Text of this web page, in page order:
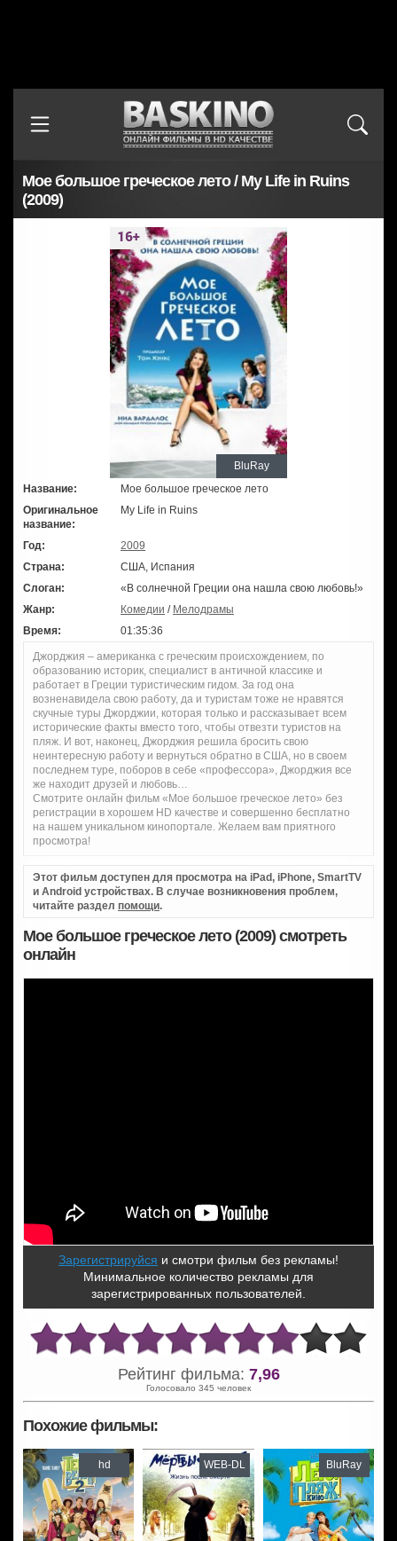
Мое большое греческое лето / My Life in Ruins
(2009)
BluRay
Название:
Мое большое греческое лето
Оригинальное
название:
My Life in Ruins
Год:
2009
Страна:
США, Испания
Слоган:
«В солнечной Греции она нашла свою любовь!»
Жанр:
Комедии / Мелодрамы
Время:
01:35:36
Джорджия – американка с греческим происхождением, по
образованию историк, специалист в античной классике и
работает в Греции туристическим гидом. За год она
возненавидела свою работу, да и туристам тоже не нравятся
скучные туры Джорджии, которая только и рассказывает всем
исторические факты вместо того, чтобы отвезти туристов на
пляж. И вот, наконец, Джорджия решила бросить свою
неинтересную работу и вернуться обратно в США, но в своем
последнем туре, поборов в себе «профессора», Джорджия все
же находит друзей и любовь…
Смотрите онлайн фильм «Мое большое греческое лето» без
регистрации в хорошем HD качестве и совершенно бесплатно
на нашем уникальном кинопортале. Желаем вам приятного
просмотра!
Этот фильм доступен для просмотра на iPad, iPhone, SmartTV
и Android устройствах. В случае возникновения проблем,
читайте раздел помощи.
Мое большое греческое лето (2009) смотреть
онлайн
Зарегистрируйся и смотри фильм без рекламы!
Минимальное количество рекламы для
зарегистрированных пользователей.
Рейтинг фильма: 7,96
Голосовало 345 человек
Похожие фильмы:
hd WEB-DL BluRay